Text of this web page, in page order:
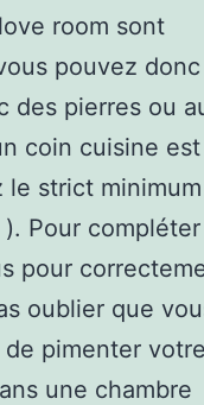
room sont
pouvez
des pierres ou
coin cuisine est
le strict
Pour
pour
oublier que
pimenter votre
une chambre